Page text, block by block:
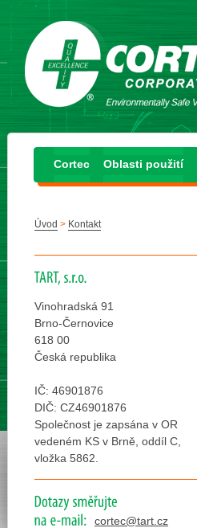
Cortec Oblasti použití
Vinohradská 91
Brno-Černovice
618 00
Česká republika
IČ: 46901876
DIČ: CZ46901876
Společnost je zapsána v OR
vedeném KS v Brně, oddíl C,
vložka 5862.
cortec@tart.cz
Úvod > Kontakt